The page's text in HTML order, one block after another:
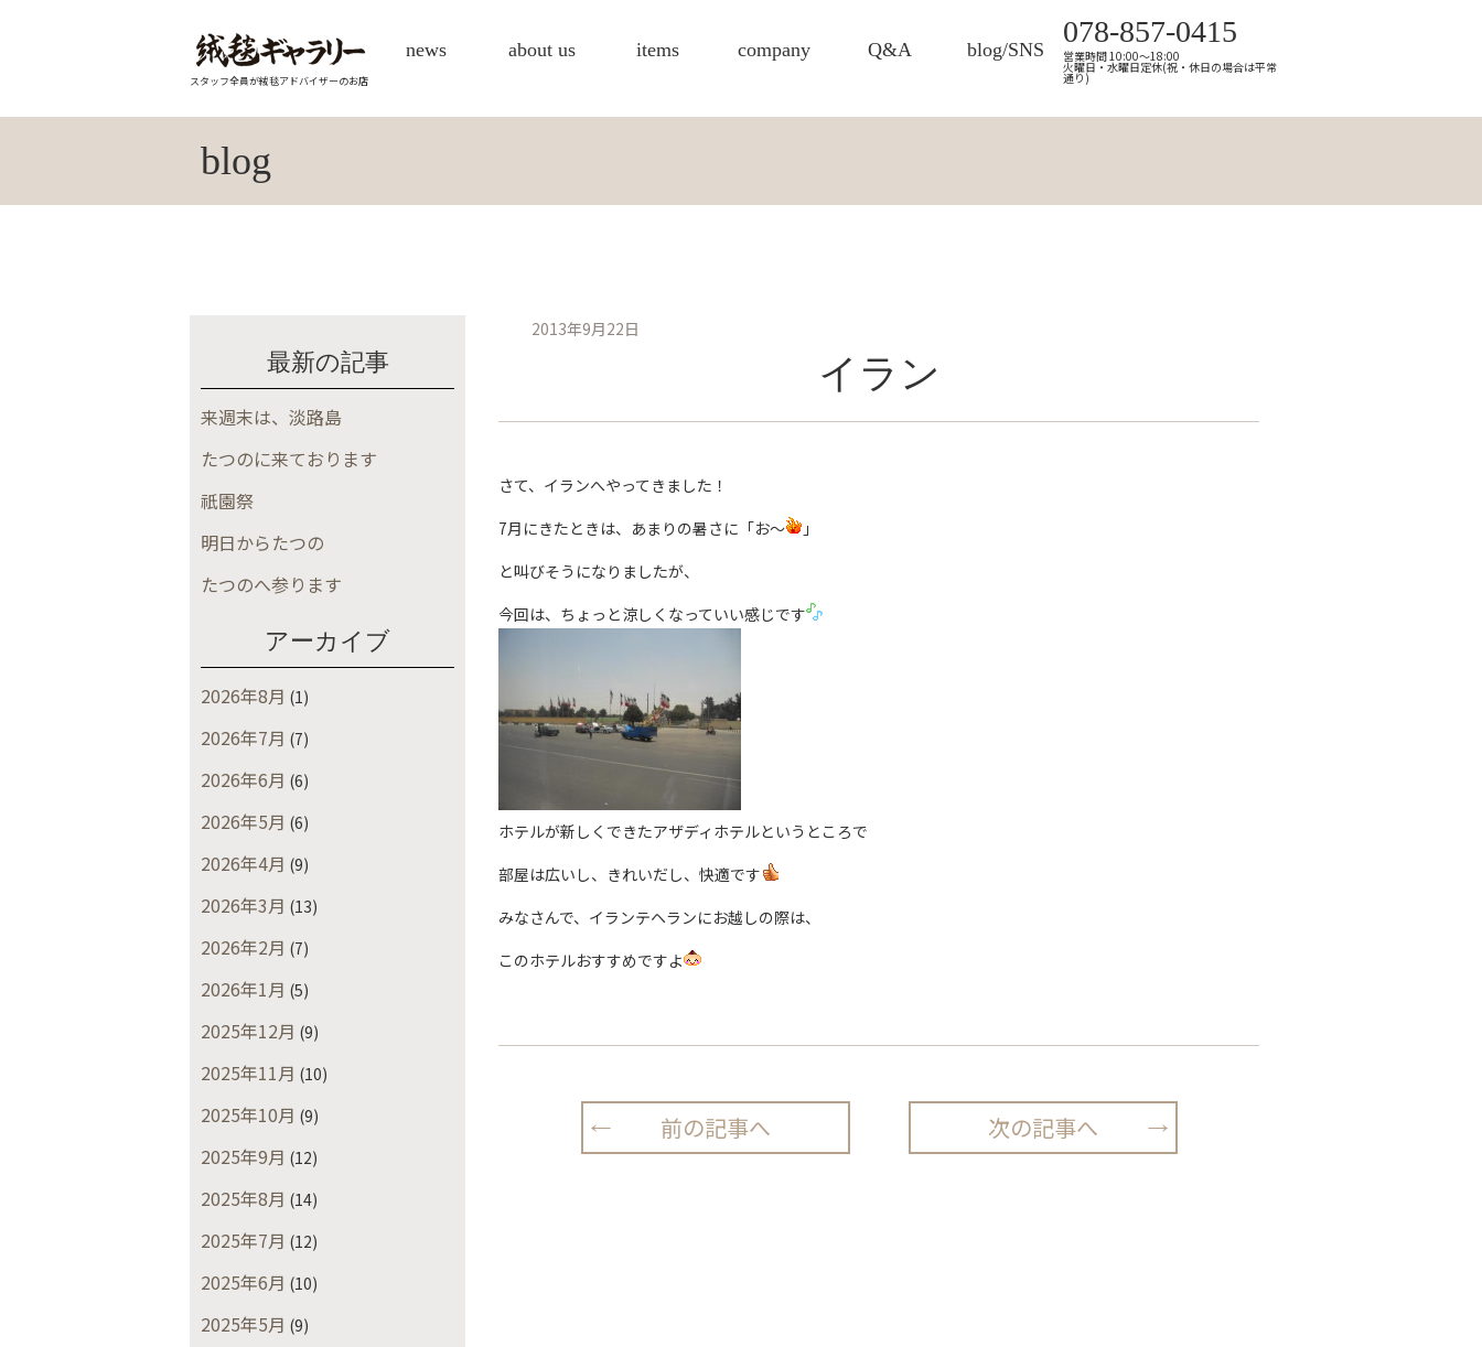
スタッフ全員が絨毯アドバイザーのお店
news about us items company Q&A blog/SNS
078-857-0415
営業時間 10:00～18:00
火曜日・水曜日定休(祝・休日の場合は平常
通り)
blog
最新の記事
来週末は、淡路島
たつのに来ております
祇園祭
明日からたつの
たつのへ参ります
アーカイブ
2026年8月 (1)
2026年7月 (7)
2026年6月 (6)
2026年5月 (6)
2026年4月 (9)
2026年3月 (13)
2026年2月 (7)
2026年1月 (5)
2025年12月 (9)
2025年11月 (10)
2025年10月 (9)
2025年9月 (12)
2025年8月 (14)
2025年7月 (12)
2025年6月 (10)
2025年5月 (9)
2013年9月22日
イラン
さて、イランへやってきました！
7月にきたときは、あまりの暑さに「お〜
」
と叫びそうになりましたが、
今回は、ちょっと涼しくなっていい感じです
ホテルが新しくできたアザディホテルというところで
部屋は広いし、きれいだし、快適です
みなさんで、イランテヘランにお越しの際は、
このホテルおすすめですよ
前の記事へ 次の記事へ